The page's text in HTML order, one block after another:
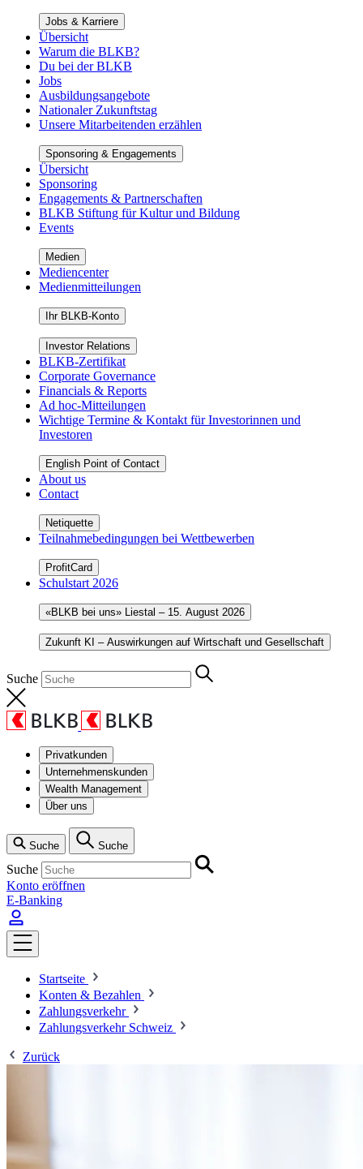
Jobs & Karriere
Übersicht
Warum die BLKB?
Du bei der BLKB
Jobs
Ausbildungsangebote
Nationaler Zukunftstag
Unsere Mitarbeitenden erzählen
Sponsoring & Engagements
Übersicht
Sponsoring
Engagements & Partnerschaften
BLKB Stiftung für Kultur und Bildung
Events
Medien
Mediencenter
Medienmitteilungen
Ihr BLKB-Konto
Investor Relations
BLKB-Zertifikat
Corporate Governance
Financials & Reports
Ad hoc-Mitteilungen
Wichtige Termine & Kontakt für Investorinnen und
Investoren
English Point of Contact
About us
Contact
Netiquette
Teilnahmebedingungen bei Wettbewerben
ProfitCard
Schulstart 2026
«BLKB bei uns» Liestal – 15. August 2026
Zukunft KI – Auswirkungen auf Wirtschaft und Gesellschaft
Suche
Privatkunden
Unternehmenskunden
Wealth Management
Über uns
Suche Suche
Suche
Konto eröffnen
E-Banking
Startseite
Konten & Bezahlen
Zahlungsverkehr
Zahlungsverkehr Schweiz
Zurück